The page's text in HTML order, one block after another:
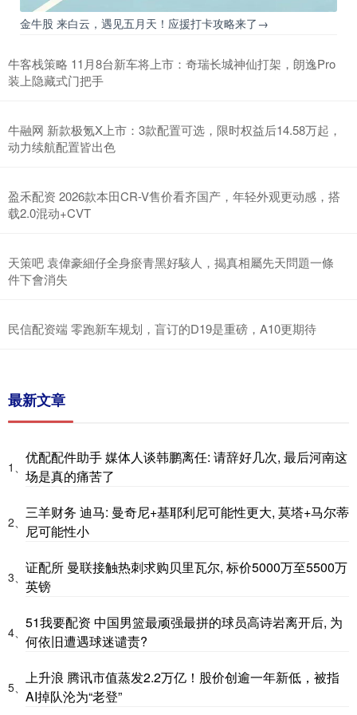
金牛股 来白云，遇见五月天！应援打卡攻略来了→
牛客栈策略 11月8台新车将上市：奇瑞长城神仙打架，朗逸Pro
装上隐藏式门把手
牛融网 新款极氪X上市：3款配置可选，限时权益后14.58万起，
动力续航配置皆出色
盈禾配资 2026款本田CR-V售价看齐国产，年轻外观更动感，搭
载2.0混动+CVT
天策吧 袁偉豪細仔全身瘀青黑好駭人，揭真相屬先天問題一條
件下會消失
民信配资端 零跑新车规划，盲订的D19是重磅，A10更期待
最新文章
1、
优配配件助手 媒体人谈韩鹏离任: 请辞好几次, 最后河南这
场是真的痛苦了
2、
三羊财务 迪马: 曼奇尼+基耶利尼可能性更大, 莫塔+马尔蒂
尼可能性小
3、
证配所 曼联接触热刺求购贝里瓦尔, 标价5000万至5500万
英镑
4、
51我要配资 中国男篮最顽强最拼的球员高诗岩离开后, 为
何依旧遭遇球迷谴责?
5、
上升浪 腾讯市值蒸发2.2万亿！股价创逾一年新低，被指
AI掉队沦为“老登”